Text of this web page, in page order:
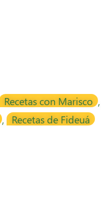
Recetas con Marisco ,
, Recetas de Fideuá